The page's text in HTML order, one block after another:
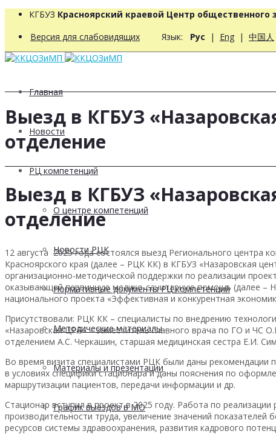
КГБУЗ Красноярский краевой Центр
Версия для слабовидящих Язык: Рус | Eng | 中国人
Главная
Новости
РЦ компетенций
О центре компетенций
Новости РЦК
Нормативные документы РЦ компетенций
Методические материалы
Материалы и презентации
График выездов в МО
Выезд в КГБУЗ
отделение
Выезд в КГБУЗ
отделение
12 августа 2025 года состоялся выезд Регионального центра
Красноярского края (далее – РЦК КК) в КГБУЗ «Назаровская
организационно-методической поддержки по реализации
оказывающей первичную медико-санитарную помощь (далее –
национального проекта «Эффективная и конкурентная
Присутствовали: РЦК КК – специалисты по внедрению
«Назаровская ЦРБ» – заместитель главного врача по ГО и
отделением А.С. Черкашин, старшая медицинская сестра Е.И.
Во время визита специалистами РЦК были даны
в условиях специфики стационара и даны пояснения по
маршрутизации пациентов, передачи информации и др.
Стационар вступил в проект в 2025 году. Работа по
производительности труда, увеличение значений
ресурсов системы здравоохранения, развития кадрового